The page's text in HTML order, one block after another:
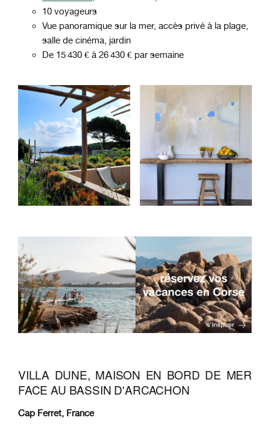
10 voyageurs
Vue panoramique sur la mer, accès privé à la plage,
salle de cinéma, jardin
De 15 430 € à 26 430 € par semaine
VILLA DUNE, MAISON EN BORD DE MER
FACE AU BASSIN D'ARCACHON
Cap Ferret, France